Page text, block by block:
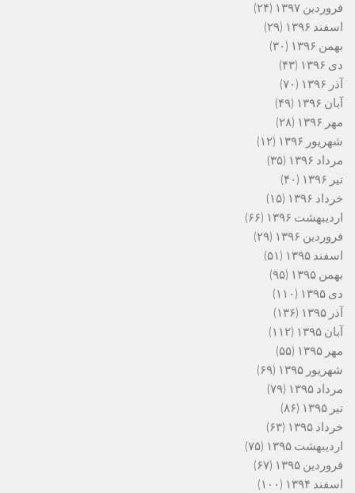
فروردین ۱۳۹۷
(۲۴)
اسفند ۱۳۹۶
(۲۹)
بهمن ۱۳۹۶
(۳۰)
دی ۱۳۹۶
(۴۳)
آذر ۱۳۹۶
(۷۰)
آبان ۱۳۹۶
(۴۹)
مهر ۱۳۹۶
(۲۸)
شهریور ۱۳۹۶
(۱۲)
مرداد ۱۳۹۶
(۳۵)
تیر ۱۳۹۶
(۴۰)
خرداد ۱۳۹۶
(۱۵)
اردیبهشت ۱۳۹۶
(۶۶)
فروردین ۱۳۹۶
(۲۹)
اسفند ۱۳۹۵
(۵۱)
بهمن ۱۳۹۵
(۹۵)
دی ۱۳۹۵
(۱۱۰)
آذر ۱۳۹۵
(۱۳۶)
آبان ۱۳۹۵
(۱۱۲)
مهر ۱۳۹۵
(۵۵)
شهریور ۱۳۹۵
(۶۹)
مرداد ۱۳۹۵
(۷۹)
تیر ۱۳۹۵
(۸۶)
خرداد ۱۳۹۵
(۶۳)
اردیبهشت ۱۳۹۵
(۷۵)
فروردین ۱۳۹۵
(۶۷)
اسفند ۱۳۹۴
(۱۰۰)